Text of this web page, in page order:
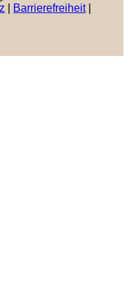
Barrierefreiheit|